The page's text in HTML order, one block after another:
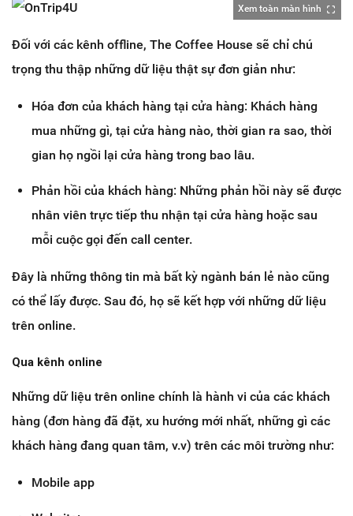
Xem toàn màn hình
Đối với các kênh offline, The Coffee House sẽ chỉ chú
trọng thu thập những dữ liệu thật sự đơn giản như:
Hóa đơn của khách hàng tại cửa hàng: Khách hàng
mua những gì, tại cửa hàng nào, thời gian ra sao, thời
gian họ ngồi lại cửa hàng trong bao lâu.
Phản hồi của khách hàng: Những phản hồi này sẽ được
nhân viên trực tiếp thu nhận tại cửa hàng hoặc sau
mỗi cuộc gọi đến call center.
Đây là những thông tin mà bất kỳ ngành bán lẻ nào cũng
có thể lấy được. Sau đó, họ sẽ kết hợp với những dữ liệu
trên online.
Qua kênh online
Những dữ liệu trên online chính là hành vi của các khách
hàng (đơn hàng đã đặt, xu hướng mới nhất, những gì các
khách hàng đang quan tâm, v.v) trên các môi trường như:
Mobile app